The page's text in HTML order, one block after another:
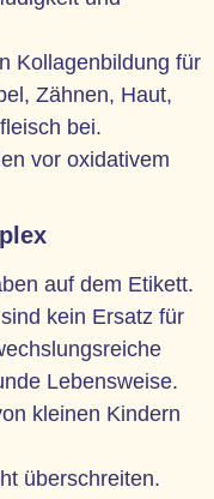
Kollagenbildung für
Zähnen, Haut,
bei.
vor oxidativem
auf dem Etikett.
kein Ersatz für
Lebensweise.
kleinen Kindern
überschreiten.